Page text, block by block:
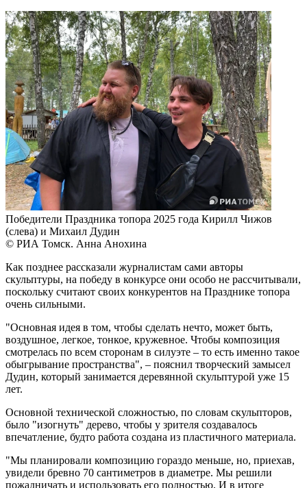
Победители Праздника топора 2025 года Кирилл Чижов
(слева) и Михаил Дудин
© РИА Томск. Анна Анохина
Как позднее рассказали журналистам сами авторы
скульптуры, на победу в конкурсе они особо не рассчитывали,
поскольку считают своих конкурентов на Празднике топора
очень сильными.
"Основная идея в том, чтобы сделать нечто, может быть,
воздушное, легкое, тонкое, кружевное. Чтобы композиция
смотрелась по всем сторонам в силуэте – то есть именно такое
обыгрывание пространства", – пояснил творческий замысел
Дудин, который занимается деревянной скульптурой уже 15
лет.
Основной технической сложностью, по словам скульпторов,
было "изогнуть" дерево, чтобы у зрителя создавалось
впечатление, будто работа создана из пластичного материала.
"Мы планировали композицию гораздо меньше, но, приехав,
увидели бревно 70 сантиметров в диаметре. Мы решили
пожадничать и использовать его полностью. И в итоге